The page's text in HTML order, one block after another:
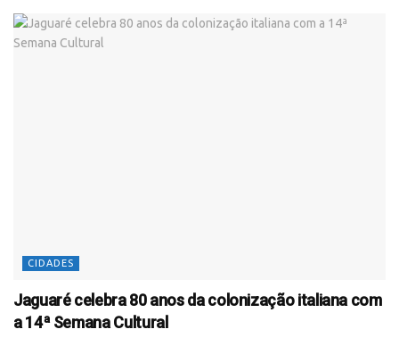
CIDADES
Jaguaré celebra 80 anos da colonização italiana com
a 14ª Semana Cultural